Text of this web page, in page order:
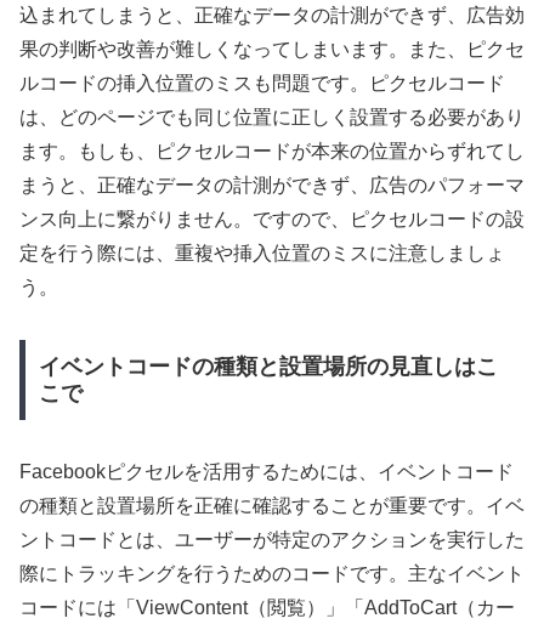
込まれてしまうと、正確なデータの計測ができず、広告効
果の判断や改善が難しくなってしまいます。また、ピクセ
ルコードの挿入位置のミスも問題です。ピクセルコード
は、どのページでも同じ位置に正しく設置する必要があり
ます。もしも、ピクセルコードが本来の位置からずれてし
まうと、正確なデータの計測ができず、広告のパフォーマ
ンス向上に繋がりません。ですので、ピクセルコードの設
定を行う際には、重複や挿入位置のミスに注意しましょ
う。
イベントコードの種類と設置場所の見直しはこ
こで
Facebookピクセルを活用するためには、イベントコード
の種類と設置場所を正確に確認することが重要です。イベ
ントコードとは、ユーザーが特定のアクションを実行した
際にトラッキングを行うためのコードです。主なイベント
コードには「ViewContent（閲覧）」「AddToCart（カー